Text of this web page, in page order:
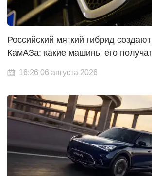
Российский мягкий гибрид
КамАЗа: какие машины его получат
16:26 06 августа 2026